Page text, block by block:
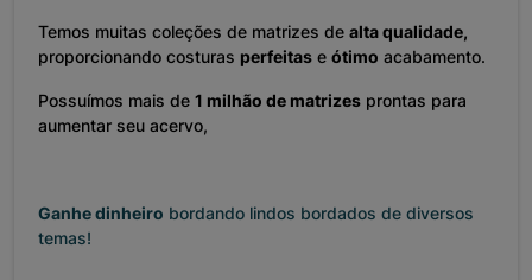
Temos muitas coleções de matrizes de alta qualidade,
proporcionando costuras perfeitas e ótimo acabamento.
Possuímos mais de 1 milhão de matrizes prontas para
aumentar seu acervo,
Ganhe dinheiro bordando lindos bordados de diversos
temas!